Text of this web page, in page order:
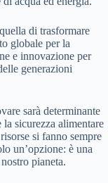
di trasformare
globale per la
e innovazione per
generazioni
sarà determinante
sicurezza alimentare
si fanno sempre
un’opzione: è una
pianeta.